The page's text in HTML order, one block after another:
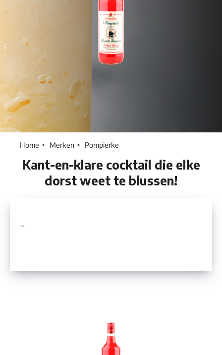
Home Merken Pompierke
Kant-en-klare cocktail die elke
dorst weet te blussen!
–